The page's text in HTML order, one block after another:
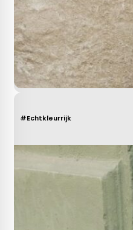
#Echtkleurrijk